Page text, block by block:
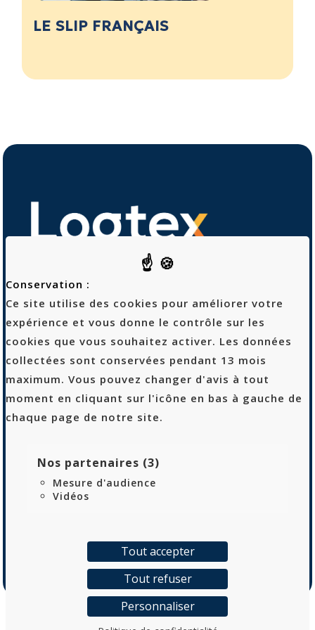
LE SLIP FRANÇAIS
Logtex
53 rue Sibert
42400 Saint-Chamond
04 69 68 90 10
Politique de confidentialité
Mentions Légales
Plan de site
Logtex 2026 – Une créationAlix & Co
Conservation :
Ce site utilise des cookies pour améliorer votre
expérience et vous donne le contrôle sur les
cookies que vous souhaitez activer. Les données
collectées sont conservées pendant 13 mois
maximum. Vous pouvez changer d'avis à tout
moment en cliquant sur l'icône en bas à gauche de
chaque page de notre site.
Nos partenaires (3)
Mesure d'audience
Vidéos
Tout accepter
Tout refuser
Personnaliser